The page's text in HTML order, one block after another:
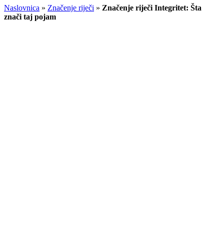
Naslovnica » Značenje riječi » Značenje riječi Integritet: Šta
znači taj pojam